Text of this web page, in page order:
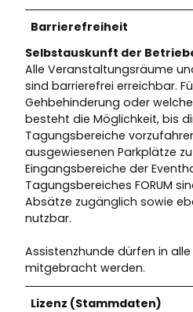
Barrierefreiheit
Selbstauskunft der
Alle Veranstaltungsräume
sind barrierefrei erreichbar.
Gehbehinderung oder
besteht die Möglichkeit, bis
Tagungsbereiche
ausgewiesenen Parkplätze
Eingangsbereiche der
Tagungsbereiches FORUM
Absätze zugänglich sowie
nutzbar.
Assistenzhunde dürfen in
mitgebracht werden.
Lizenz (Stammdaten)